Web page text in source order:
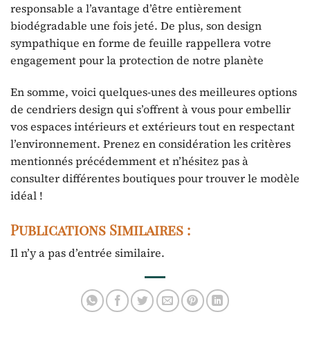
responsable a l’avantage d’être entièrement
biodégradable une fois jeté. De plus, son design
sympathique en forme de feuille rappellera votre
engagement pour la protection de notre planète
En somme, voici quelques-unes des meilleures options
de cendriers design qui s’offrent à vous pour embellir
vos espaces intérieurs et extérieurs tout en respectant
l’environnement. Prenez en considération les critères
mentionnés précédemment et n’hésitez pas à
consulter différentes boutiques pour trouver le modèle
idéal !
Publications Similaires :
Il n’y a pas d’entrée similaire.